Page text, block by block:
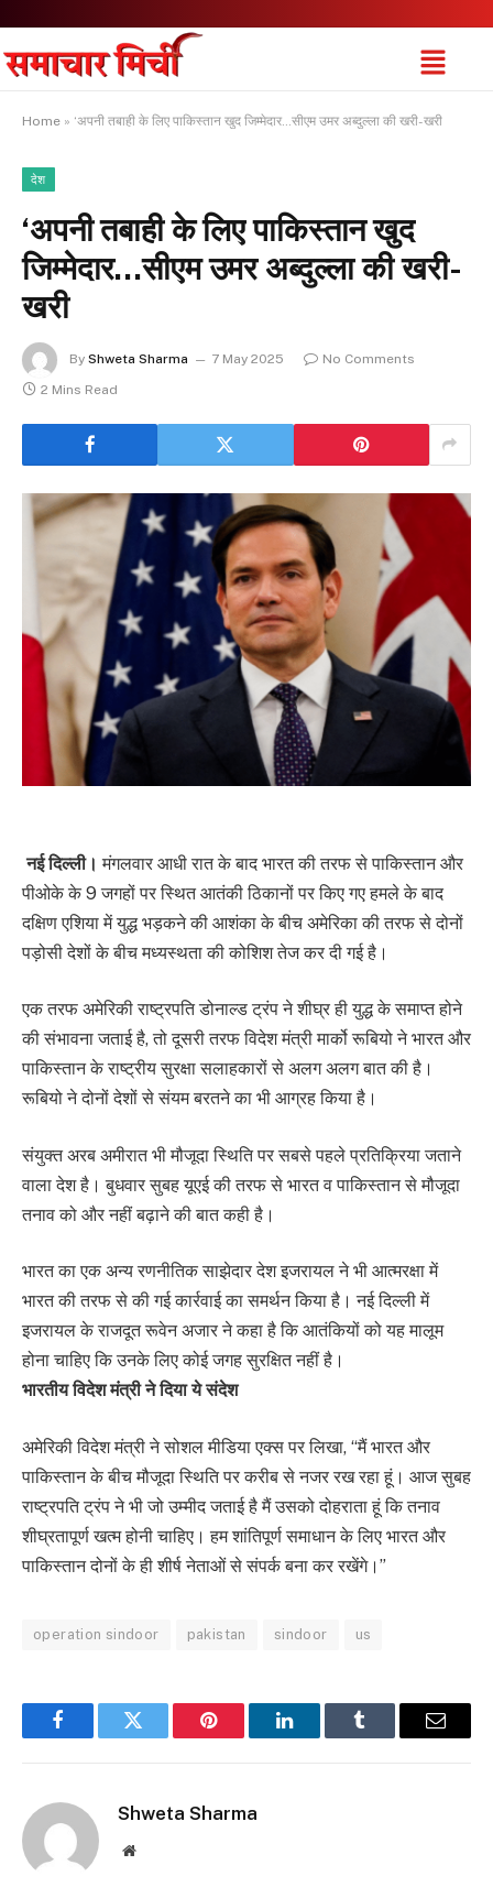
Home » ‘अपनी तबाही के लिए पाकिस्तान खुद जिम्मेदार…सीएम उमर अब्दुल्ला की खरी-खरी
देश
‘अपनी तबाही के लिए पाकिस्तान खुद
जिम्मेदार…सीएम उमर अब्दुल्ला की खरी-
खरी
By Shweta Sharma 7 May 2025
No Comments
2 Mins Read
नई दिल्ली। मंगलवार आधी रात के बाद भारत की तरफ से पाकिस्तान और
पीओके के 9 जगहों पर स्थित आतंकी ठिकानों पर किए गए हमले के बाद
दक्षिण एशिया में युद्ध भड़कने की आशंका के बीच अमेरिका की तरफ से दोनों
पड़ोसी देशों के बीच मध्यस्थता की कोशिश तेज कर दी गई है।
एक तरफ अमेरिकी राष्ट्रपति डोनाल्ड ट्रंप ने शीघ्र ही युद्ध के समाप्त होने
की संभावना जताई है, तो दूसरी तरफ विदेश मंत्री मार्को रूबियो ने भारत और
पाकिस्तान के राष्ट्रीय सुरक्षा सलाहकारों से अलग अलग बात की है।
रूबियो ने दोनों देशों से संयम बरतने का भी आग्रह किया है।
संयुक्त अरब अमीरात भी मौजूदा स्थिति पर सबसे पहले प्रतिक्रिया जताने
वाला देश है। बुधवार सुबह यूएई की तरफ से भारत व पाकिस्तान से मौजूदा
तनाव को और नहीं बढ़ाने की बात कही है।
भारत का एक अन्य रणनीतिक साझेदार देश इजरायल ने भी आत्मरक्षा में
भारत की तरफ से की गई कार्रवाई का समर्थन किया है। नई दिल्ली में
इजरायल के राजदूत रूवेन अजार ने कहा है कि आतंकियों को यह मालूम
होना चाहिए कि उनके लिए कोई जगह सुरक्षित नहीं है।
भारतीय विदेश मंत्री ने दिया ये संदेश
अमेरिकी विदेश मंत्री ने सोशल मीडिया एक्स पर लिखा, “मैं भारत और
पाकिस्तान के बीच मौजूदा स्थिति पर करीब से नजर रख रहा हूं। आज सुबह
राष्ट्रपति ट्रंप ने भी जो उम्मीद जताई है मैं उसको दोहराता हूं कि तनाव
शीघ्रतापूर्ण खत्म होनी चाहिए। हम शांतिपूर्ण समाधान के लिए भारत और
पाकिस्तान दोनों के ही शीर्ष नेताओं से संपर्क बना कर रखेंगे।”
operation sindoor pakistan sindoor us
FacebookTwitter Pinterest LinkedInTumblr Email
Shweta Sharma
Website